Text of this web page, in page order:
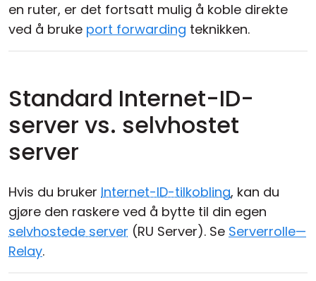
en ruter, er det fortsatt mulig å koble direkte
ved å bruke port forwarding teknikken.
Standard Internet-ID-
server vs. selvhostet
server
Hvis du bruker Internet-ID-tilkobling, kan du
gjøre den raskere ved å bytte til din egen
selvhostede server (RU Server). Se Serverrolle—
Relay.